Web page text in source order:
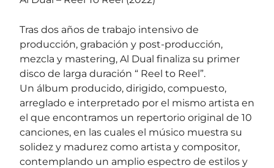
Tras dos años de trabajo intensivo de
producción, grabación y post-producción,
mezcla y mastering, Al Dual finaliza su primer
disco de larga duración “ Reel to Reel”.
Un álbum producido, dirigido, compuesto,
arreglado e interpretado por el mismo artista en
el que encontramos un repertorio original de 10
canciones, en las cuales el músico muestra su
solidez y madurez como artista y compositor,
contemplando un amplio espectro de estilos y